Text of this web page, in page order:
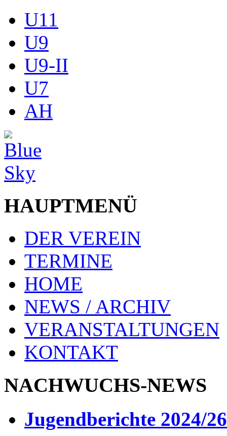
U11
U9
U9-II
U7
AH
HAUPTMENÜ
DER VEREIN
TERMINE
HOME
NEWS / ARCHIV
VERANSTALTUNGEN
KONTAKT
NACHWUCHS-NEWS
Jugendberichte 2024/26